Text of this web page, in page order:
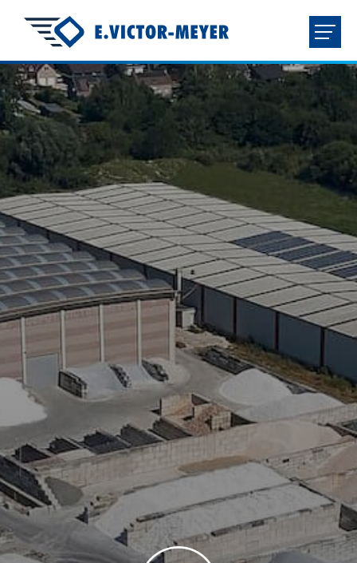
HOME
UNTERNEHMEN
PRODUKTE
DOWNLOADS
KONTAKT
ZIERKIES & -SPLITT
INDUSTRIEPRODUKTE
PREBEL
STEINMETZ
FR NL EN DE